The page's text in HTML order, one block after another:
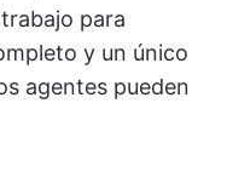
para
y un único
agentes pueden